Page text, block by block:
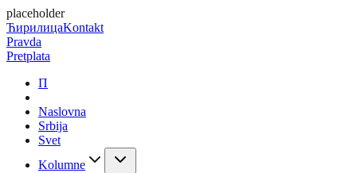
placeholder
ЋирилицаKontakt
Pravda
Pretplata
П
Naslovna
Srbija
Svet
Kolumne